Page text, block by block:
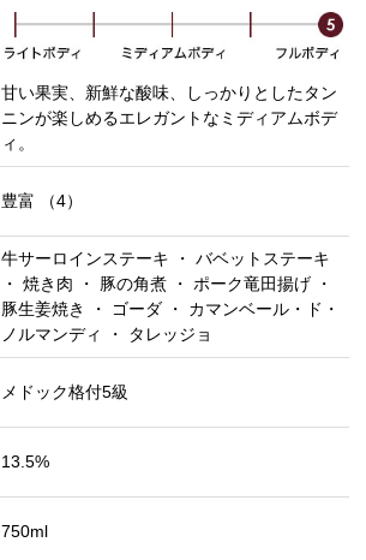
甘い果実、新鮮な酸味、しっかりとしたタン
ニンが楽しめるエレガントなミディアムボデ
ィ。
豊富 （4）
牛サーロインステーキ ・ バベットステーキ
・ 焼き肉 ・ 豚の角煮 ・ ポーク竜田揚げ ・
豚生姜焼き ・ ゴーダ ・ カマンベール・ド・
ノルマンディ ・ タレッジョ
メドック格付5級
13.5%
750ml